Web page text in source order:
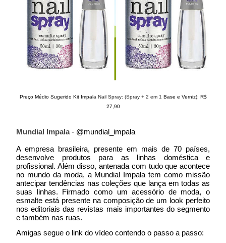
Preço Médio Sugerido Kit Impala Nail Spray: (Spray + 2 em 1 Base e Verniz): R$
27,90
Mundial Impala- @mundial_impala
A empresa brasileira, presente em mais de 70 países,
desenvolve produtos para as linhas doméstica e
profissional. Além disso, antenada com tudo que acontece
no mundo da moda, a Mundial Impala tem como missão
antecipar tendências nas coleções que lança em todas as
suas linhas. Firmado como um acessório de moda, o
esmalte está presente na composição de um look perfeito
nos editoriais das revistas mais importantes do segmento
e também nas ruas.
Amigas segue o link do vídeo contendo o passo a passo: